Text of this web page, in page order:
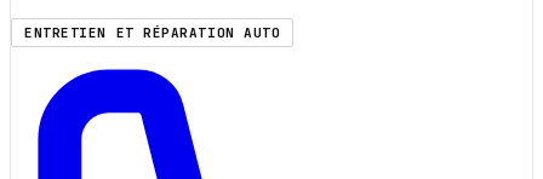
ENTRETIEN ET RÉPARATION AUTO